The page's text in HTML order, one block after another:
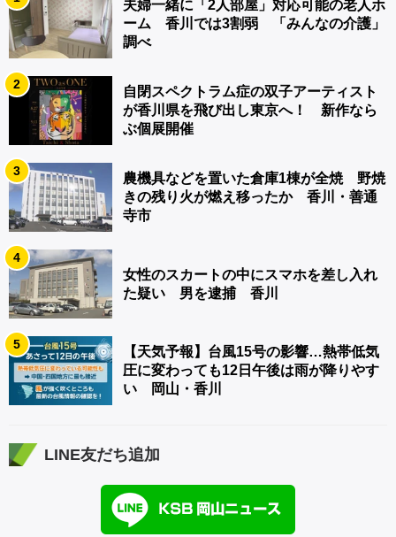
夫婦一緒に「2人部屋」対応可能の老人ホ
ーム 香川では3割弱 「みんなの介護」
調べ
2
自閉スペクトラム症の双子アーティスト
が香川県を飛び出し東京へ！ 新作なら
ぶ個展開催
3
農機具などを置いた倉庫1棟が全焼 野焼
きの残り火が燃え移ったか 香川・善通
寺市
4
女性のスカートの中にスマホを差し入れ
た疑い 男を逮捕 香川
5
【天気予報】台風15号の影響…熱帯低気
圧に変わっても12日午後は雨が降りやす
い 岡山・香川
LINE友だち追加